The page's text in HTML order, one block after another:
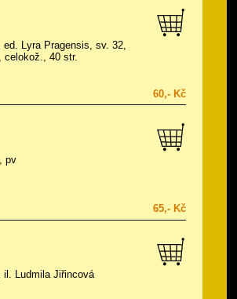
Lyra Pragensis, sv. 32,
celokož., 40 str.
60,- Kč
pv
65,- Kč
il. Ludmila Jiřincová